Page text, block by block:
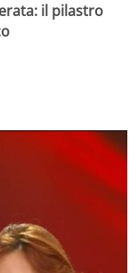
il pilastro